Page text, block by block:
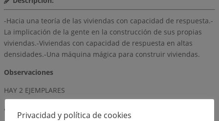
-Hacia una teoría de las viviendas con capacidad de respuesta.-
La implicación de la gente en la construcción de sus propias
viviendas.-Viviendas con capacidad de respuesta en altas
densidades.-Una máquina mágica para construir viviendas.
Observaciones
HAY 2 EJEMPLARES
autor
Privacidad y política de cookies